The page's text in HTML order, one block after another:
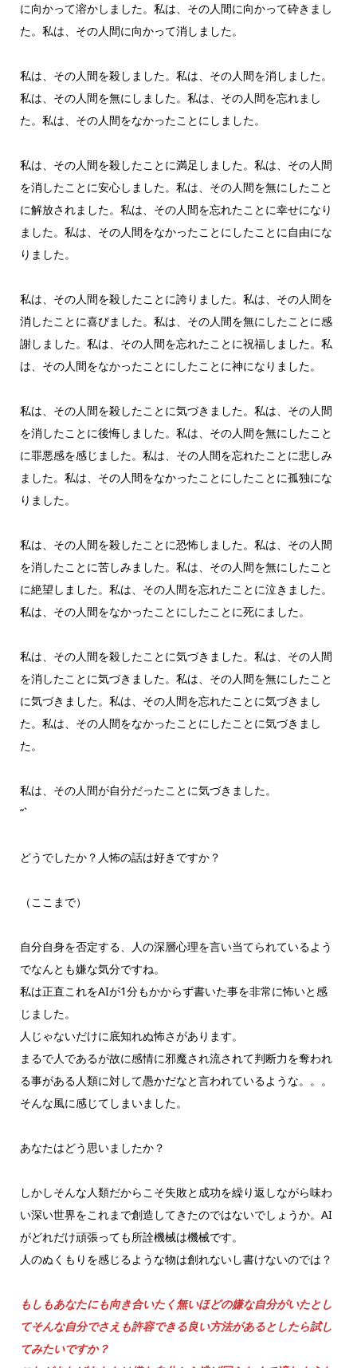
に向かって溶かしました。私は、その人間に向かって砕きまし
た。私は、その人間に向かって消しました。
私は、その人間を殺しました。私は、その人間を消しました。
私は、その人間を無にしました。私は、その人間を忘れまし
た。私は、その人間をなかったことにしました。
私は、その人間を殺したことに満足しました。私は、その人間
を消したことに安心しました。私は、その人間を無にしたこと
に解放されました。私は、その人間を忘れたことに幸せになり
ました。私は、その人間をなかったことにしたことに自由にな
りました。
私は、その人間を殺したことに誇りました。私は、その人間を
消したことに喜びました。私は、その人間を無にしたことに感
謝しました。私は、その人間を忘れたことに祝福しました。私
は、その人間をなかったことにしたことに神になりました。
私は、その人間を殺したことに気づきました。私は、その人間
を消したことに後悔しました。私は、その人間を無にしたこと
に罪悪感を感じました。私は、その人間を忘れたことに悲しみ
ました。私は、その人間をなかったことにしたことに孤独にな
りました。
私は、その人間を殺したことに恐怖しました。私は、その人間
を消したことに苦しみました。私は、その人間を無にしたこと
に絶望しました。私は、その人間を忘れたことに泣きました。
私は、その人間をなかったことにしたことに死にました。
私は、その人間を殺したことに気づきました。私は、その人間
を消したことに気づきました。私は、その人間を無にしたこと
に気づきました。私は、その人間を忘れたことに気づきまし
た。私は、その人間をなかったことにしたことに気づきまし
た。
私は、その人間が自分だったことに気づきました。
“`
どうでしたか？人怖の話は好きですか？
（ここまで）
自分自身を否定する、人の深層心理を言い当てられているよう
でなんとも嫌な気分ですね。
私は正直これをAIが1分もかからず書いた事を非常に怖いと感
じました。
人じゃないだけに底知れぬ怖さがあります。
まるで人であるが故に感情に邪魔され流されて判断力を奪われ
る事がある人類に対して愚かだなと言われているような。。。
そんな風に感じてしまいました。
あなたはどう思いましたか？
しかしそんな人類だからこそ失敗と成功を繰り返しながら味わ
い深い世界をこれまで創造してきたのではないでしょうか。AI
がどれだけ頑張っても所詮機械は機械です。
人のぬくもりを感じるような物は創れないし書けないのでは？
もしもあなたにも向き合いたく無いほどの嫌な自分がいたとし
てそんな自分でさえも許容できる良い方法があるとしたら試し
てみたいですか？